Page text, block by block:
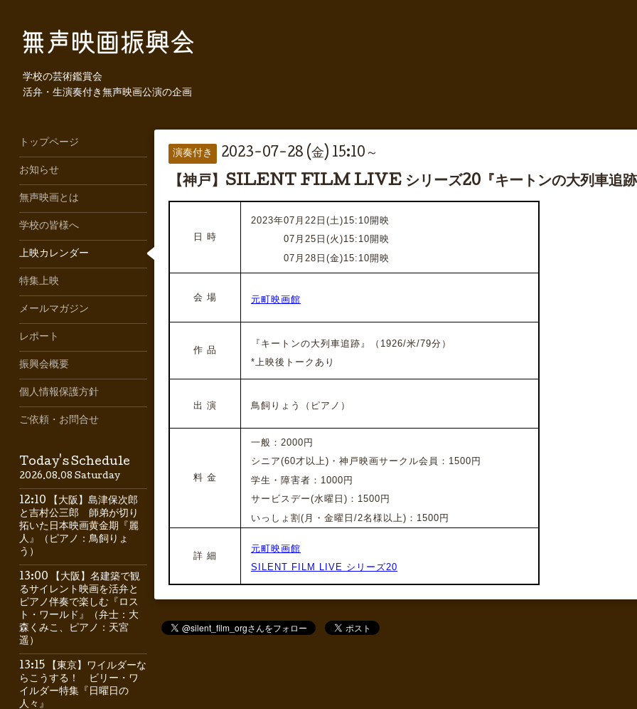
学校の芸術鑑賞会
活弁・生演奏付き無声映画公演の企画
演奏付き 2023-07-28 (金) 15:10～
【神戸】SILENT FILM LIVE シリーズ20『キートンの大列車追跡
日 時
2023年07月22日(土)15:10開映
07月25日(火)15:10開映
07月28日(金)15:10開映
会 場 元町映画館
作 品
『キートンの大列車追跡』
（1926/米/79分）
*上映後トークあり
出 演 鳥飼りょう（ピアノ）
料 金
一般：2000円
シニア(60才以上)・神戸映画サークル会員：1500円
学生・障害者：1000円
サービスデー(水曜日)：1500円
いっしょ割(月・金曜日/2名様以上)：1500円
詳 細
元町映画館
SILENT FILM LIVE シリーズ20
トップページ
お知らせ
無声映画とは
学校の皆様へ
上映カレンダー
特集上映
メールマガジン
レポート
振興会概要
個人情報保護方針
ご依頼・お問合せ
Today's Schedule
2026.08.08 Saturday
12:10 【大阪】島津保次郎
と吉村公三郎 師弟が切り
拓いた日本映画黄金期『麗
人』（ピアノ：鳥飼りょ
う）
13:00 【大阪】名建築で観
るサイレント映画を活弁と
ピアノ伴奏で楽しむ『ロス
ト・ワールド』（弁士：大
森くみこ、ピアノ：天宮
遥）
13:15 【東京】ワイルダーな
らこうする！ ビリー・ワ
イルダー特集『日曜日の
人々』